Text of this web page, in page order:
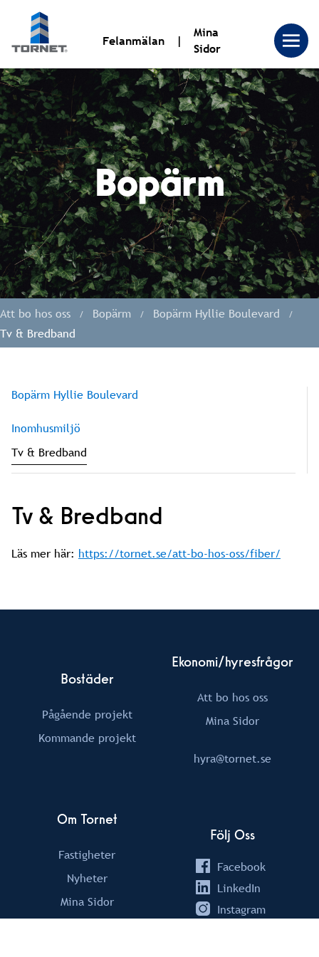
Tornet
Bostadsproduktion
AB
|
Tornet
Felanmälan
Mina
Sidor
Bopärm
Att bo hos oss Bopärm
Bopärm Hyllie Boulevard
Tv & Bredband
Bopärm Hyllie Boulevard
Inomhusmiljö
Tv & Bredband
Tv & Bredband
Läs mer här: https://tornet.se/att-bo-hos-oss/fiber/
Bostäder
Pågående projekt
Kommande projekt
Ekonomi/hyresfrågor
Att bo hos oss
Mina Sidor
hyra@tornet.se
Om Tornet
Fastigheter
Nyheter
Mina Sidor
Följ Oss
Facebook
LinkedIn
Instagram